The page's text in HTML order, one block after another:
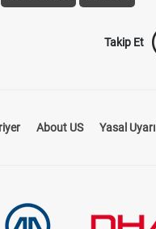
Takip Et
About US Yasal Uyarı